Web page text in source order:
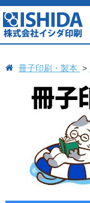
冊子印刷・製本